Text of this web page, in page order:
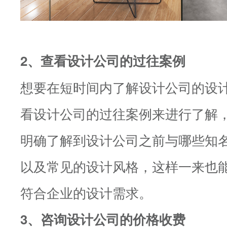
2、查看设计公司的过往案例
想要在短时间内了解设计公司的设
看设计公司的过往案例来进行了解
明确了解到设计公司之前与哪些知
以及常见的设计风格，这样一来也
符合企业的设计需求。
3、咨询设计公司的价格收费